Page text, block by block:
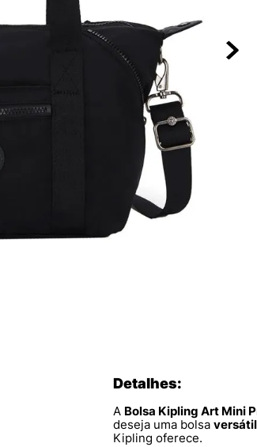
Detalhes:
A Bolsa Kipling Art Mini
deseja uma bolsa versátil
Kipling oferece.